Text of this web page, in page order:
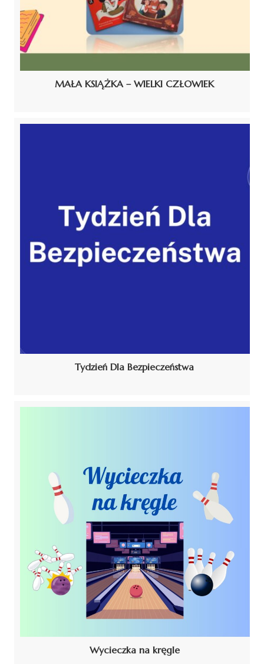
MAŁA KSIĄŻKA – WIELKI CZŁOWIEK
Tydzień Dla Bezpieczeństwa
Wycieczka na kręgle